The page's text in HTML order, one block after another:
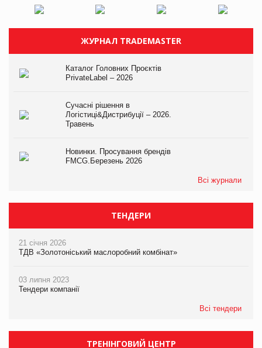
ЖУРНАЛ TRADEMASTER
Каталог Головних Проєктів
PrivateLabel – 2026
Сучасні рішення в
Логістиці&Дистрибуції – 2026.
Травень
Новинки. Просування брендів
FMCG.Березень 2026
Всі журнали
ТЕНДЕРИ
21 січня 2026
ТДВ «Золотоніський маслоробний комбінат»
03 липня 2023
Тендери компанії
Всі тендери
ТРЕНІНГОВИЙ ЦЕНТР